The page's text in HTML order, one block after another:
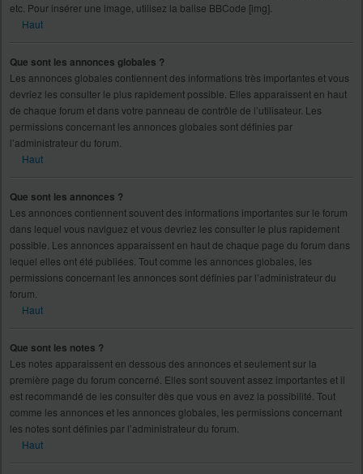
etc. Pour insérer une image, utilisez la balise BBCode [img].
Haut
Que sont les annonces globales ?
Les annonces globales contiennent des informations très importantes et vous
devriez les consulter le plus rapidement possible. Elles apparaissent en haut
de chaque forum et dans votre panneau de contrôle de l’utilisateur. Les
permissions concernant les annonces globales sont définies par
l’administrateur du forum.
Haut
Que sont les annonces ?
Les annonces contiennent souvent des informations importantes sur le forum
dans lequel vous naviguez et vous devriez les consulter le plus rapidement
possible. Les annonces apparaissent en haut de chaque page du forum dans
lequel elles ont été publiées. Tout comme les annonces globales, les
permissions concernant les annonces sont définies par l’administrateur du
forum.
Haut
Que sont les notes ?
Les notes apparaissent en dessous des annonces et seulement sur la
première page du forum concerné. Elles sont souvent assez importantes et il
est recommandé de les consulter dès que vous en avez la possibilité. Tout
comme les annonces et les annonces globales, les permissions concernant
les notes sont définies par l’administrateur du forum.
Haut